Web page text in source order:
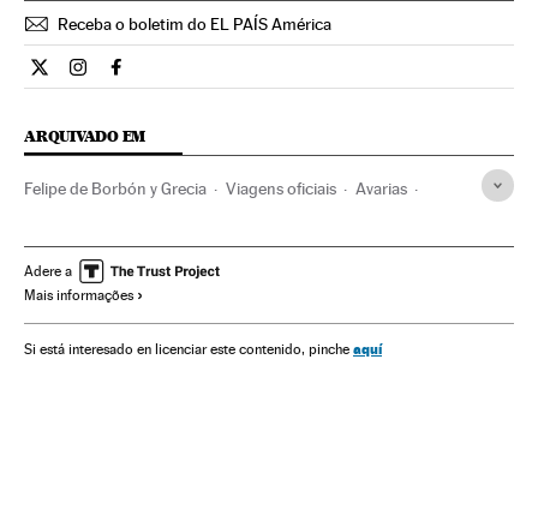
Receba o boletim do EL PAÍS América
Opiniao El País Brasil en Twitter
Opiniao El País Brasil en Instagram
Opiniao El País Brasil en Facebook
ARQUIVADO EM
Felipe de Borbón y Grecia Viagens oficiais Avarias
Incidências transporte Brasil
América do Sul
Transporte
Adere a
Mais informações
Si está interesado en licenciar este contenido, pinche aquí